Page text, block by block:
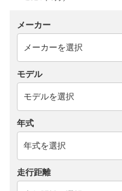
メーカー
モデル
年式
走行距離